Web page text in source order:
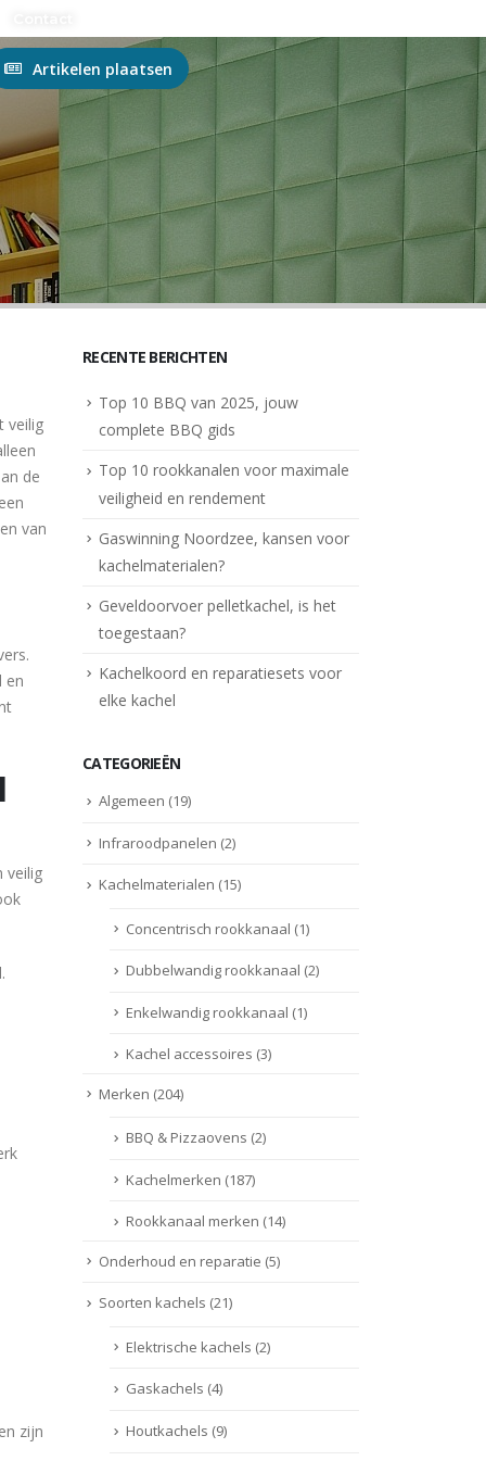
Artikelen plaatsen
veilig
de
van
en
veilig
zijn
RECENTE BERICHTEN
Top 10 BBQ van 2025, jouw
complete BBQ gids
Top 10 rookkanalen voor maximale
veiligheid en rendement
Gaswinning Noordzee, kansen voor
kachelmaterialen?
Geveldoorvoer pelletkachel, is het
toegestaan?
Kachelkoord en reparatiesets voor
elke kachel
CATEGORIEËN
Algemeen (19)
Infraroodpanelen (2)
Kachelmaterialen (15)
Concentrisch rookkanaal (1)
Dubbelwandig rookkanaal (2)
Enkelwandig rookkanaal (1)
Kachel accessoires (3)
Merken (204)
BBQ & Pizzaovens (2)
Kachelmerken (187)
Rookkanaal merken (14)
Onderhoud en reparatie (5)
Soorten kachels (21)
Elektrische kachels (2)
Gaskachels (4)
Houtkachels (9)